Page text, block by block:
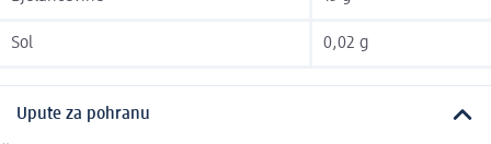
Sol 0,02 g
Upute za pohranu